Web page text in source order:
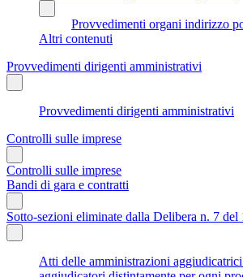
Provvedimenti organi indirizzo
Altri contenuti
Provvedimenti dirigenti amministrativi
Provvedimenti dirigenti amministrativi
Controlli sulle imprese
Controlli sulle imprese
Bandi di gara e contratti
Sotto-sezioni eliminate dalla Delibera n. 7 del
Atti delle amministrazioni